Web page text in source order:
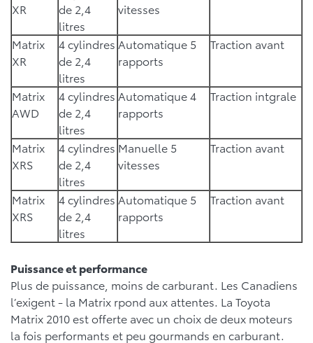
XR
de 2,4
litres
vitesses
Matrix
XR
4 cylindres
de 2,4
litres
Automatique 5
rapports
Traction avant
Matrix
AWD
4 cylindres
de 2,4
litres
Automatique 4
rapports
Traction intgrale
Matrix
XRS
4 cylindres
de 2,4
litres
Manuelle 5
vitesses
Traction avant
Matrix
XRS
4 cylindres
de 2,4
litres
Automatique 5
rapports
Traction avant
Puissance et performance
Plus de puissance, moins de carburant. Les Canadiens
l’exigent - la Matrix rpond aux attentes. La Toyota
Matrix 2010 est offerte avec un choix de deux moteurs
la fois performants et peu gourmands en carburant.